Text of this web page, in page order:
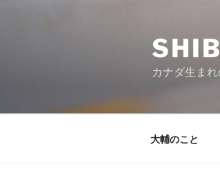
カナダ生ま
大輔のこと